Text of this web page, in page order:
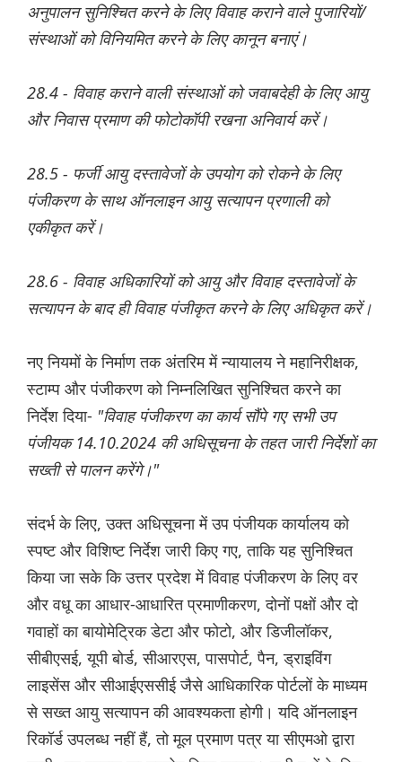
अनुपालन सुनिश्चित करने के लिए विवाह कराने वाले पुजारियों/
संस्थाओं को विनियमित करने के लिए कानून बनाएं।
28.4 - विवाह कराने वाली संस्थाओं को जवाबदेही के लिए आयु
और निवास प्रमाण की फोटोकॉपी रखना अनिवार्य करें।
28.5 - फर्जी आयु दस्तावेजों के उपयोग को रोकने के लिए
पंजीकरण के साथ ऑनलाइन आयु सत्यापन प्रणाली को
एकीकृत करें।
28.6 - विवाह अधिकारियों को आयु और विवाह दस्तावेजों के
सत्यापन के बाद ही विवाह पंजीकृत करने के लिए अधिकृत करें।
नए नियमों के निर्माण तक अंतरिम में न्यायालय ने महानिरीक्षक,
स्टाम्प और पंजीकरण को निम्नलिखित सुनिश्चित करने का
निर्देश दिया- "विवाह पंजीकरण का कार्य सौंपे गए सभी उप
पंजीयक 14.10.2024 की अधिसूचना के तहत जारी निर्देशों का
सख्ती से पालन करेंगे।"
संदर्भ के लिए, उक्त अधिसूचना में उप पंजीयक कार्यालय को
स्पष्ट और विशिष्ट निर्देश जारी किए गए, ताकि यह सुनिश्चित
किया जा सके कि उत्तर प्रदेश में विवाह पंजीकरण के लिए वर
और वधू का आधार-आधारित प्रमाणीकरण, दोनों पक्षों और दो
गवाहों का बायोमेट्रिक डेटा और फोटो, और डिजीलॉकर,
सीबीएसई, यूपी बोर्ड, सीआरएस, पासपोर्ट, पैन, ड्राइविंग
लाइसेंस और सीआईएससीई जैसे आधिकारिक पोर्टलों के माध्यम
से सख्त आयु सत्यापन की आवश्यकता होगी। यदि ऑनलाइन
रिकॉर्ड उपलब्ध नहीं हैं, तो मूल प्रमाण पत्र या सीएमओ द्वारा